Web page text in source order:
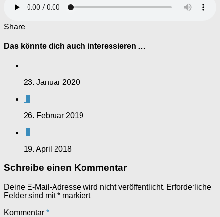
Share
Das könnte dich auch interessieren …
23. Januar 2020
26. Februar 2019
19. April 2018
Schreibe einen Kommentar
Deine E-Mail-Adresse wird nicht veröffentlicht. Erforderliche
Felder sind mit* markiert
Kommentar *